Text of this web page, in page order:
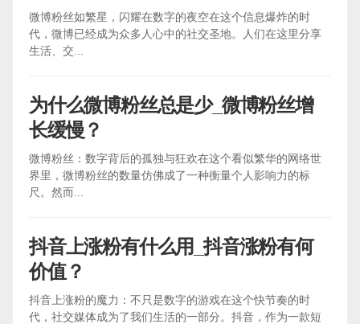
微博粉丝如繁星，闪耀在数字的夜空在这个信息爆炸的时
代，微博已经成为众多人心中的社交圣地。人们在这里分享
生活、交...
为什么微博粉丝总是少_微博粉丝增
长缓慢？
微博粉丝：数字背后的孤独与狂欢在这个看似繁华的网络世
界里，微博粉丝的数量仿佛成了一种衡量个人影响力的标
尺。然而...
抖音上涨粉有什么用_抖音涨粉有何
价值？
抖音上涨粉的魔力：不只是数字的游戏在这个快节奏的时
代，社交媒体成为了我们生活的一部分。抖音，作为一款短